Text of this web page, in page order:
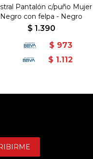
Pantalón c/puño Mujer
Negro con felpa - Negro
$ 1.390
$ 973
$ 1.112